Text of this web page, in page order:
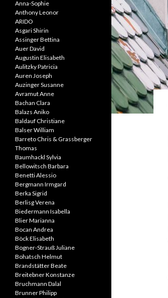
Anna-Sophie
Anthony Leonor
ARIDO
Asgari Shirin
Assinger Bettina
Auer David
Augustin Elisabeth
Aulitzky Patricia
Auren Joseph
Auzinger Susanne
Avramut Anne
Bachan Clara
Balazs Aniko
Baldauf Christiane
Balser William
Barreto Chris & Grassberger
Thomas
Baumhackl Sylvia
Bellowitsch Barbara
Benetti Alessio
Bergmann Irmgard
Berka Sigrid
Berlisg Verena
Biedermann Isabella
Blier Marianna
Bocan Andrea
Böck Elisabeth
Bogner-Strauß Juliane
Bohatsch Helmut
Brandstätter Beate
Breitebner Konstanze
Bruchmann Dalal
Brunner Philipp